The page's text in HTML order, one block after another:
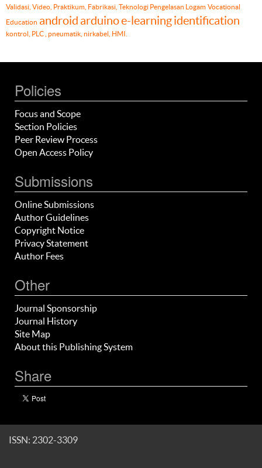
Validasi, Video, Praktikum, Fabrikasi, Teknologi Pengelasan Logam Vocational
Education android arduinoe-learningidentification
kontrol, PLC , pneumatik, nirkabel, HMI.
Policies
Focus and Scope
Section Policies
Peer Review Process
Open Access Policy
Submissions
Online Submissions
Author Guidelines
Copyright Notice
Privacy Statement
Author Fees
Other
Journal Sponsorship
Journal History
Site Map
About this Publishing System
Share
ISSN: 2302-3309